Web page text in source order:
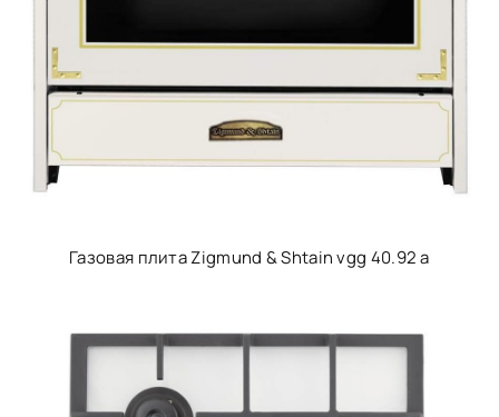
Газовая плита Zigmund & Shtain vgg 40.92 a